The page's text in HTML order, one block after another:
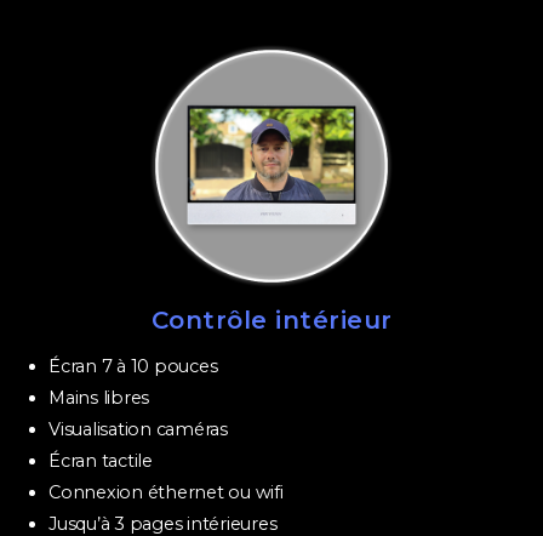
Contrôle intérieur
Écran 7 à 10 pouces
Mains libres
Visualisation caméras
Écran tactile
Connexion éthernet ou wifi
Jusqu’à 3 pages intérieures